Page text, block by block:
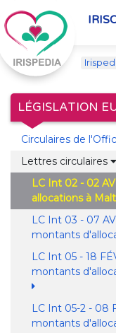
LÉGISLATION
Circulaires de
Lettres circulaires
LC Int 02 - 02
allocations à
LC Int 03 - 07
montants
LC Int 05 - 18
montants
LC Int 05-2 - 08
montants